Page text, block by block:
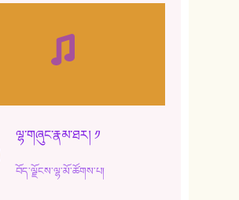
10. ཆང་གཞས། ༣
ལྷ་གཞུང་རྣམ་ཐར། ༡
བོད་ལྗོངས་ལྷ་མོ་ཚོགས་པ།